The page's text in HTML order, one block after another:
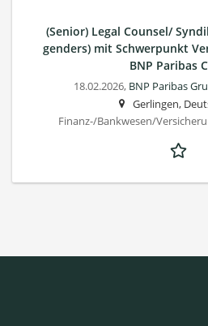
(Senior) Legal Counsel/
genders) mit Schwerpunkt
BNP Paribas
18.02.2026, BNP Paribas
Gerlingen,
Finanz-/Bankwesen/